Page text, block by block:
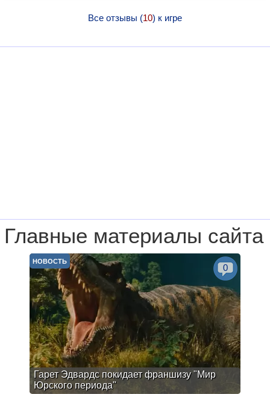
Все отзывы (10) к игре
Главные материалы сайта
Гарет Эдвардс покидает франшизу "Мир
Юрского периода"
НОВОСТЬ
0